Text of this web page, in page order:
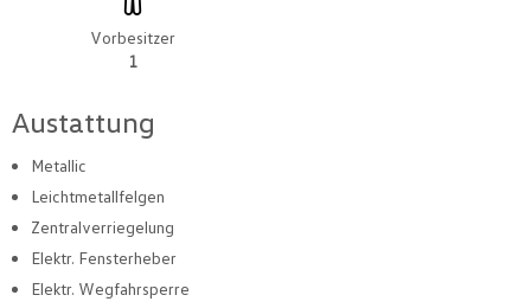
Vorbesitzer
1
Austattung
Metallic
Leichtmetallfelgen
Zentralverriegelung
Elektr. Fensterheber
Elektr. Wegfahrsperre